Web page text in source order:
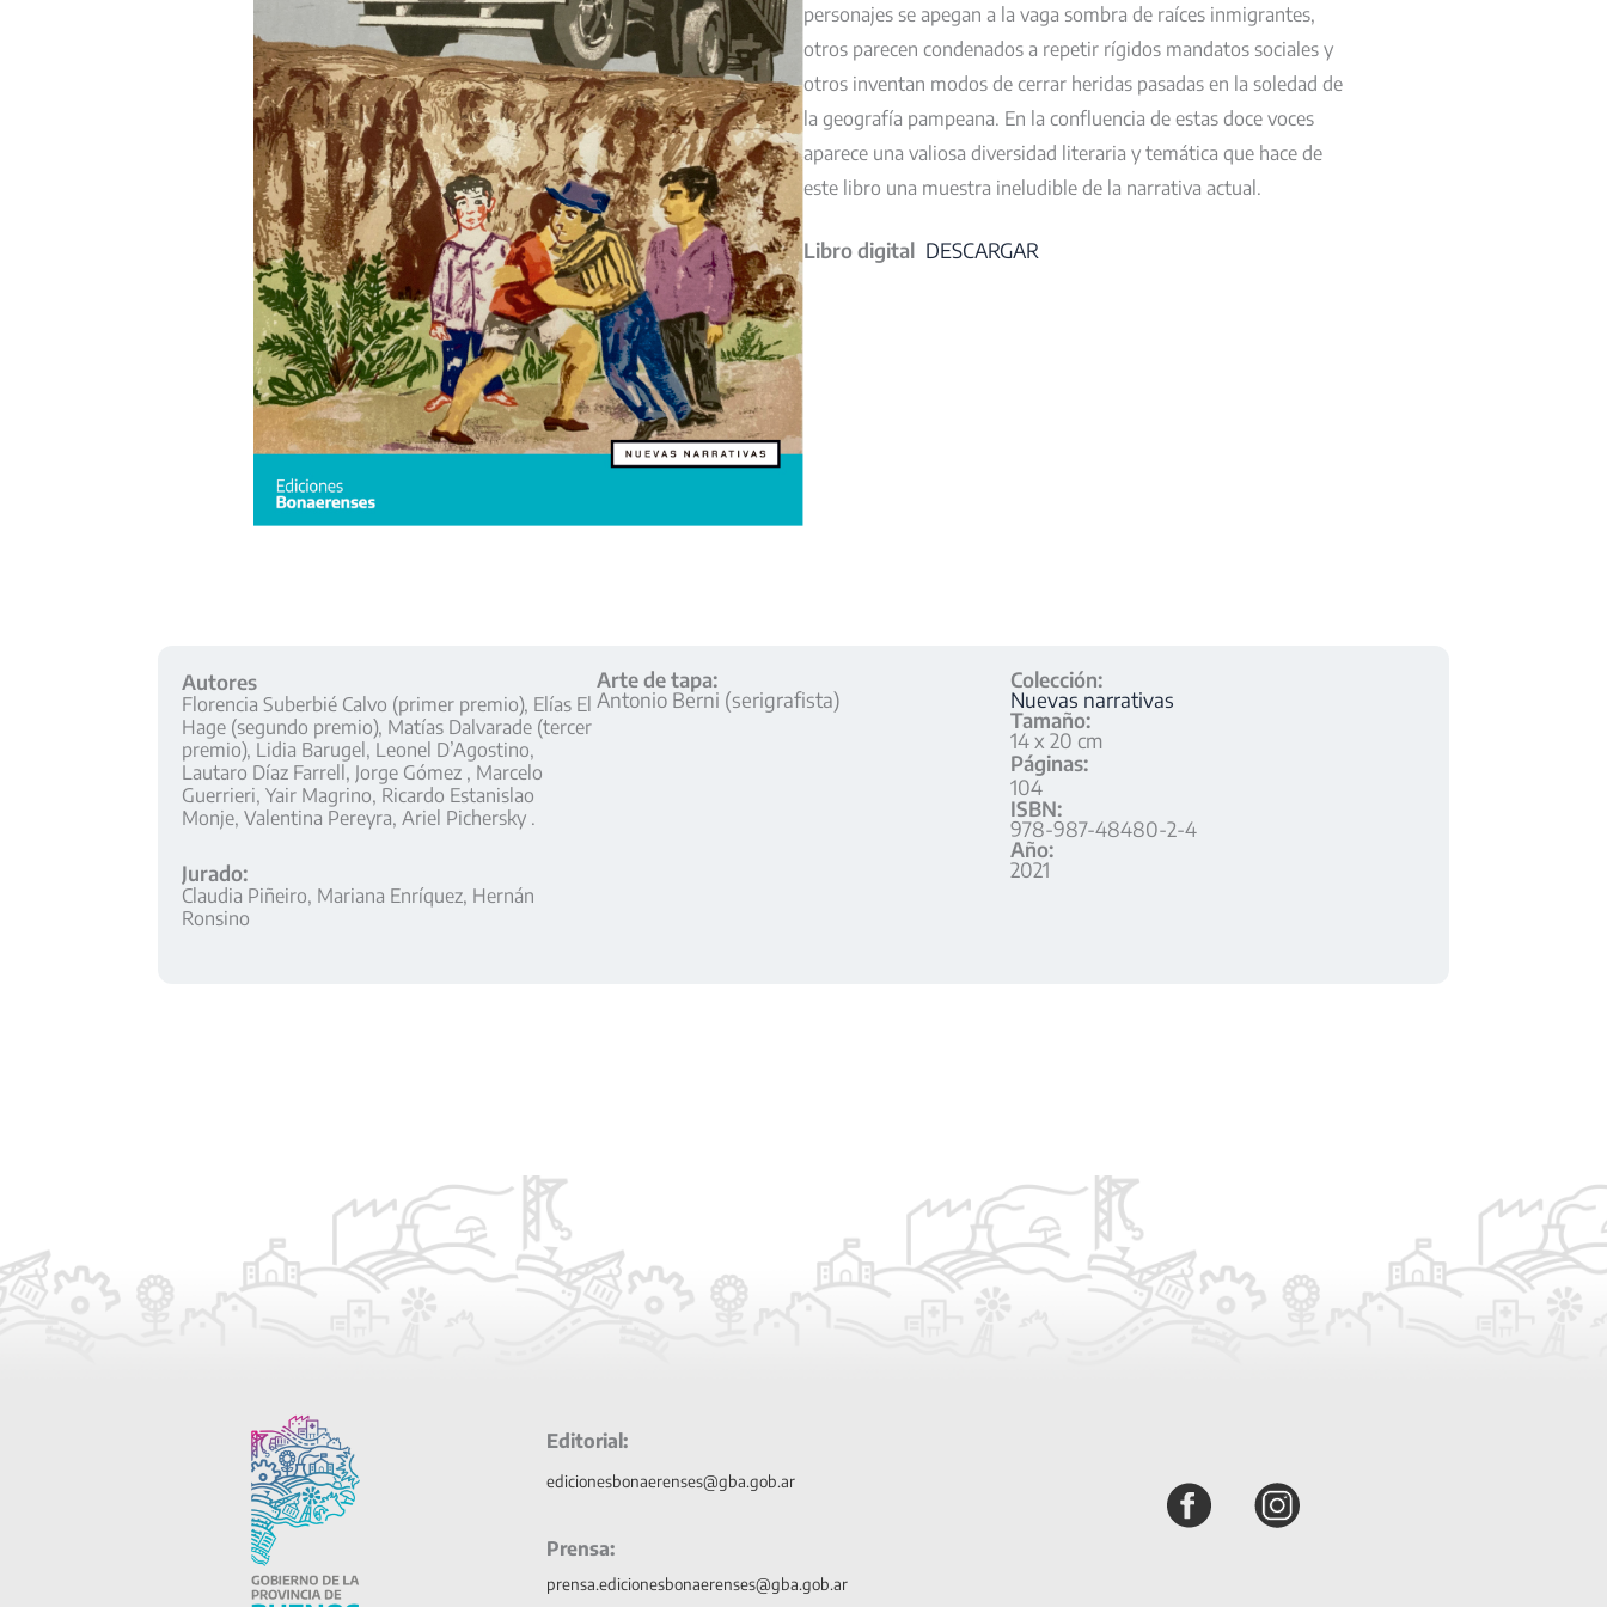
personajes se apegan a la vaga sombra de raíces inmigrantes,
otros parecen condenados a repetir rígidos mandatos sociales y
otros inventan modos de cerrar heridas pasadas en la soledad de
la geografía pampeana. En la confluencia de estas doce voces
aparece una valiosa diversidad literaria y temática que hace de
este libro una muestra ineludible de la narrativa actual.
Libro digital DESCARGAR
Autores
Florencia Suberbié Calvo (primer premio), Elías El
Hage (segundo premio), Matías Dalvarade (tercer
premio), Lidia Barugel, Leonel D’Agostino,
Lautaro Díaz Farrell, Jorge Gómez , Marcelo
Guerrieri, Yair Magrino, Ricardo Estanislao
Monje, Valentina Pereyra, Ariel Pichersky .
Jurado:
Claudia Piñeiro, Mariana Enríquez, Hernán
Ronsino
Arte de tapa:
Antonio Berni (serigrafista)
Colección:
Nuevas narrativas
Tamaño:
14 x 20 cm
Páginas:
104
ISBN:
978-987-48480-2-4
Año:
2021
Editorial:
edicionesbonaerenses@gba.gob.ar
Prensa:
prensa.edicionesbonaerenses@gba.gob.ar